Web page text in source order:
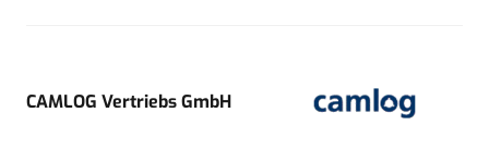
CAMLOG Vertriebs GmbH